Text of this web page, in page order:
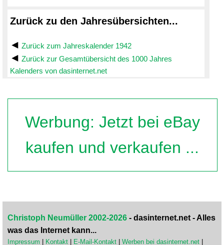
Zurück zu den Jahresübersichten...
Zurück zum Jahreskalender 1942
Zurück zur Gesamtübersicht des 1000 Jahres
Kalenders von dasinternet.net
Werbung: Jetzt bei eBay
kaufen und verkaufen ...
Christoph Neumüller 2002-2026 - dasinternet.net - Alles
was das Internet kann...
Impressum Kontakt E-Mail-Kontakt Werben bei dasinternet.net